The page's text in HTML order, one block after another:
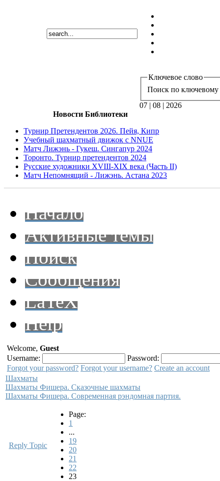
Ключевое слово
Поиск по ключевому
07 | 08 | 2026
Новости Библиотеки
Турнир Претендентов 2026. Пейя, Кипр
Учебный шахматный движок с NNUE
Матч Лижэнь - Гукеш. Сингапур 2024
Торонто. Турнир претендентов 2024
Русские художники XVIII-XIX века (Часть II)
Матч Непомнящий - Лижэнь. Астана 2023
Начало
Активные темы
Поиск
Сообщения
LaTeX
Help
Welcome, Guest
Username:
Password:
Forgot your password? Forgot your username? Create an account
Шахматы
Шахматы Фишера. Сказочные шахматы
Шахматы Фишера. Современная рэндомная партия.
Reply Topic
Page:
1
...
19
20
21
22
23